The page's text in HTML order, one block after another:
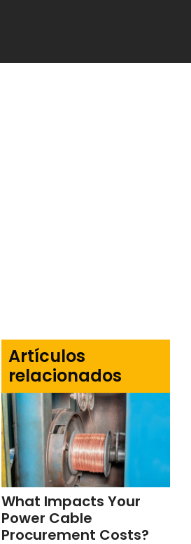
Artículos
relacionados
What Impacts Your
Power Cable
Procurement Costs?